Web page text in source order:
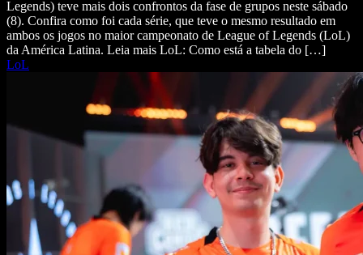
Legends) teve mais dois confrontos da fase de grupos neste sábado
(8). Confira como foi cada série, que teve o mesmo resultado em
ambos os jogos no maior campeonato de League of Legends (LoL)
da América Latina. Leia mais LoL: Como está a tabela do […]
LoL